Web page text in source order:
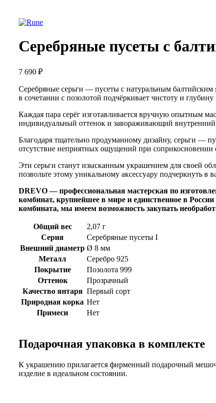
Серебряные пусеты с
7 690 ₽
Серебряные серьги — пусеты с натуральным
в сочетании с позолотой подчёркивает чистоту и
Каждая пара серёг изготавливается вручную опытным
индивидуальный оттенок и завораживающий
Благодаря тщательно продуманному дизайну, серьги —
отсутствие неприятных ощущений при соприкосновении
Эти серьги станут изысканным украшением для своей
позвольте этому уникальному аксессуару подчеркнуть в
DREVO — профессиональная мастерская по
комбинат, крупнейшее в мире и единственное в
комбината, мы имеем возможность закупать
Общий вес
2,07 г
Серия
Серебряные пусеты I
Внешний диаметр Ø 8 мм
Металл
Серебро 925
Покрытие
Позолота 999
Оттенок
Прозрачный
Качество янтаря Первый сорт
Природная корка Нет
Примеси
Нет
Подарочная упаковка в комплекте
К украшению прилагается фирменный подарочный
изделие в идеальном состоянии.